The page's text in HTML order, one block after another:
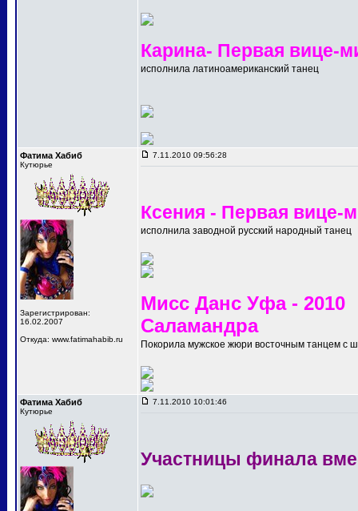
Карина- Первая вице-
исполнила латиноамериканский танец
Фатима Хабиб
Кутюрье
Зарегистрирован:
16.02.2007
Откуда: www.fatimahabib.ru
7.11.2010 09:56:28
Ксения - Первая вице-
исполнила заводной русский народный танец
Мисс Данс Уфа - 2010
Саламандра
Покорила мужское жюри восточным танцем с
Фатима Хабиб
Кутюрье
7.11.2010 10:01:46
Участницы финала